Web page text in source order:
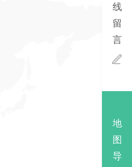
线
留
言

地
图
导